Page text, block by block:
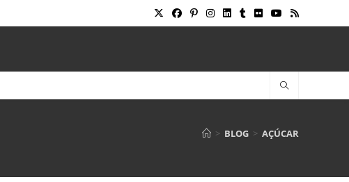
> BLOG > AÇÚCAR